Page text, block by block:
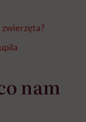
zwierzęta?
nam